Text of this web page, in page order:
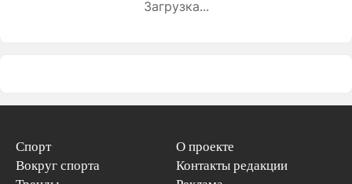
Загрузка...
Спорт
Вокруг спорта
О проекте
Контакты редакции